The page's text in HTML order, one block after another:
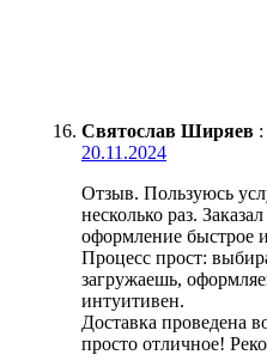
Святослав Ширяев :
20.11.2024
Отзыв. Пользуюсь
несколько раз.
оформление быстрое
Процесс прост:
загружаешь,
интуитивен.
Доставка проведена
просто отличное!